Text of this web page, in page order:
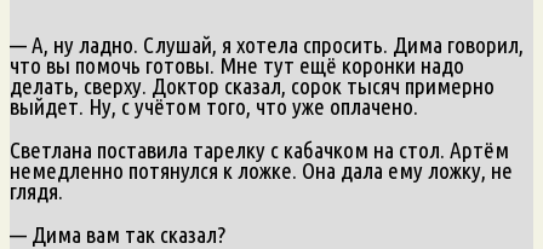
— А, ну ладно. Слушай, я хотела спросить. Дима говорил,
что вы помочь готовы. Мне тут ещё коронки надо
делать, сверху. Доктор сказал, сорок тысяч примерно
выйдет. Ну, с учётом того, что уже оплачено.
Светлана поставила тарелку с кабачком на стол. Артём
немедленно потянулся к ложке. Она дала ему ложку, не
глядя.
— Дима вам так сказал?